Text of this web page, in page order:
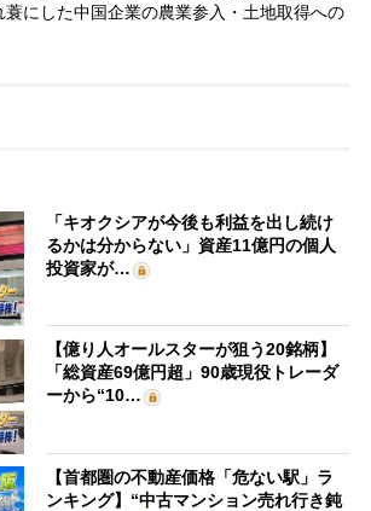
にした中国企業の農業参入・土地取得への
「キオクシアが今後も利益を出し続け
るかは分からない」資産11億円の個人
投資家が…
【億り人オールスターが狙う20銘柄】
「総資産69億円超」90歳現役トレーダ
ーから“10…
【首都圏の不動産価格「危ない駅」ラ
ンキング】“中古マンション売れ行き鈍